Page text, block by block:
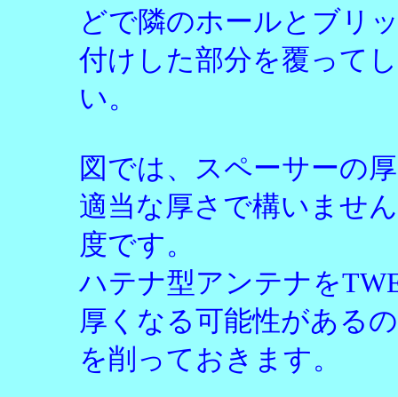
どで隣のホールとブリ
付けした部分を覆って
い。
図では、スペーサーの
適当な厚さで構いませ
度です。
ハテナ型アンテナを
厚くなる可能性がある
を削っておきます。